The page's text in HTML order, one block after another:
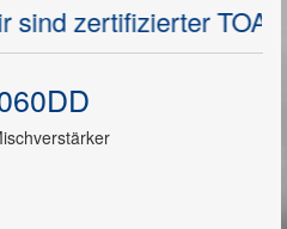
sind zertifizierter TOA